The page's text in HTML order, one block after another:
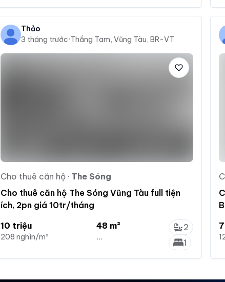
Thảo
3 tháng trước·Thắng Tam, Vũng Tàu, BR-VT
Cho thuê căn hộ· The Sóng
Cho thuê căn hộ The Sóng Vũng Tàu full tiện
ích, 2pn giá 10tr/tháng
10 triệu
208 nghìn/m²
48 m²
...
2
1